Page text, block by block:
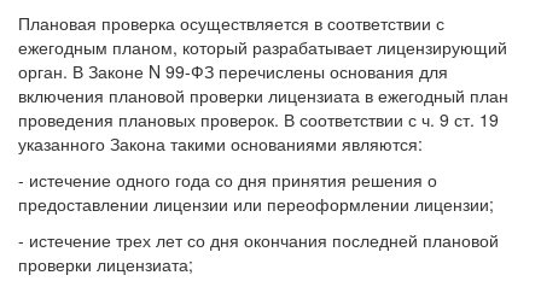
Плановая проверка осуществляется в соответствии с
ежегодным планом, который разрабатывает лицензирующий
орган. В Законе N 99-ФЗ перечислены основания для
включения плановой проверки лицензиата в ежегодный план
проведения плановых проверок. В соответствии с ч. 9 ст. 19
указанного Закона такими основаниями являются:
- истечение одного года со дня принятия решения о
предоставлении лицензии или переоформлении лицензии;
- истечение трех лет со дня окончания последней плановой
проверки лицензиата;